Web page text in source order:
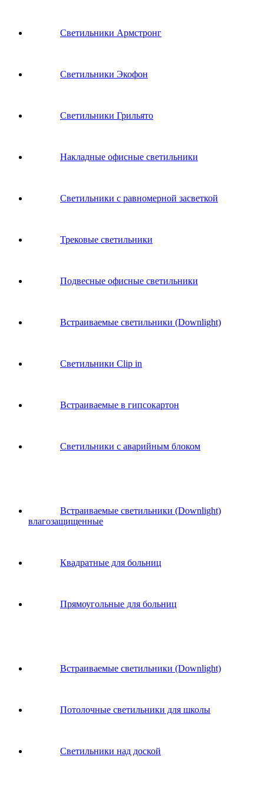
Светильники Армстронг
Светильники Экофон
Светильники Грильято
Накладные офисные светильники
Светильники с равномерной засветкой
Трековые светильники
Подвесные офисные светильники
Встраиваемые светильники (Downlight)
Светильники Clip in
Встраиваемые в гипсокартон
Светильники с аварийным блоком
Встраиваемые светильники (Downlight)
влагозащищенные
Квадратные для больниц
Прямоугольные для больниц
Встраиваемые светильники (Downlight)
Потолочные светильники для школы
Светильники над доской